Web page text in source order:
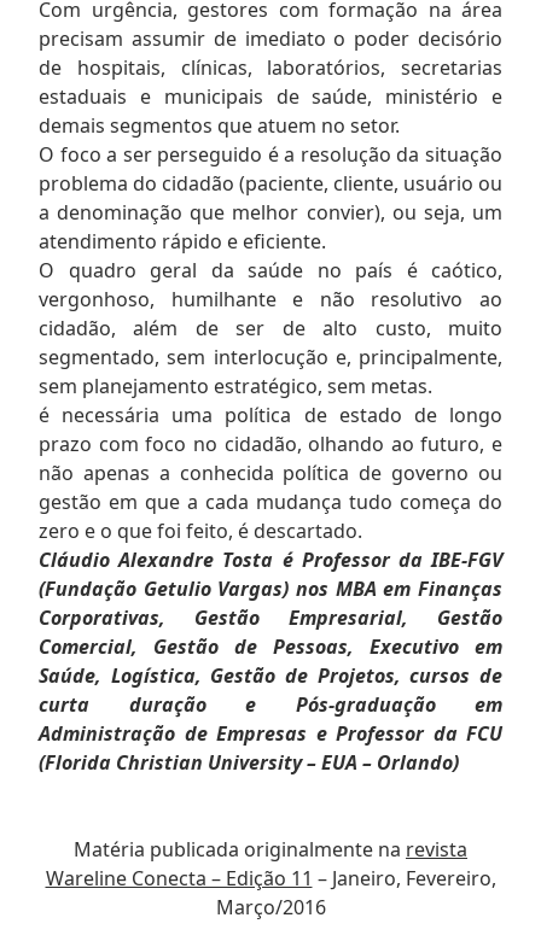
Com urgência, gestores com formação na área
precisam assumir de imediato o poder decisório
de hospitais, clínicas, laboratórios, secretarias
estaduais e municipais de saúde, ministério e
demais segmentos que atuem no setor.
O foco a ser perseguido é a resolução da situação
problema do cidadão (paciente, cliente, usuário ou
a denominação que melhor convier), ou seja, um
atendimento rápido e eficiente.
O quadro geral da saúde no país é caótico,
vergonhoso, humilhante e não resolutivo ao
cidadão, além de ser de alto custo, muito
segmentado, sem interlocução e, principalmente,
sem planejamento estratégico, sem metas.
é necessária uma política de estado de longo
prazo com foco no cidadão, olhando ao futuro, e
não apenas a conhecida política de governo ou
gestão em que a cada mudança tudo começa do
zero e o que foi feito, é descartado.
Cláudio Alexandre Tosta é Professor da IBE-FGV
(Fundação Getulio Vargas) nos MBA em Finanças
Corporativas, Gestão Empresarial, Gestão
Comercial, Gestão de Pessoas, Executivo em
Saúde, Logística, Gestão de Projetos, cursos de
curta duração e Pós-graduação em
Administração de Empresas e Professor da FCU
(Florida Christian University – EUA – Orlando)
Matéria publicada originalmente na revista
Wareline Conecta – Edição 11 – Janeiro, Fevereiro,
Março/2016